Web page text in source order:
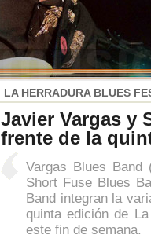
LA HERRADURA BLUES
Javier Vargas y
frente de la
Vargas Blues
Short Fuse Blues
Band integran la
quinta edición de
este fin de semana.